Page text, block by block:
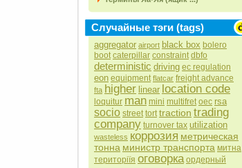
Случайные тэги (tags)
aggregator airport black box bolero
boot caterpillar constraint dbfo
deterministic driving ec regulation
eon equipment flatcar freight advance
fta higher linear location code
loquitur man mini multifret oec rsa
socio street tort traction trading
company turnover tax utilization
wasteless коррозия метрическая
тонна министр транспорта митна
територіїя оговорка ордерный